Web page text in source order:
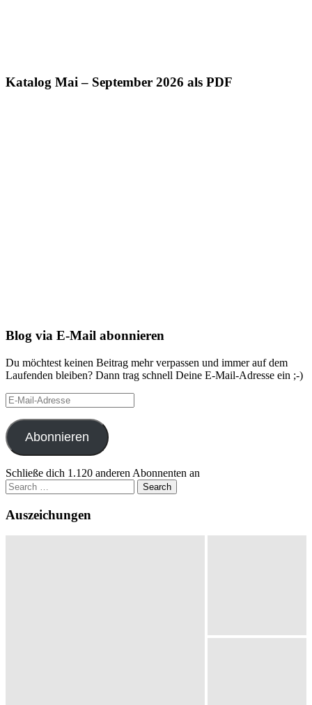
Katalog Mai – September 2026 als PDF
Blog via E-Mail abonnieren
Du möchtest keinen Beitrag mehr verpassen und immer auf dem
Laufenden bleiben? Dann trag schnell Deine E-Mail-Adresse ein ;-)
E-
Mail-
Adresse
Abonnieren
Schließe dich 1.120 anderen Abonnenten an
Search
for:
Auszeichungen